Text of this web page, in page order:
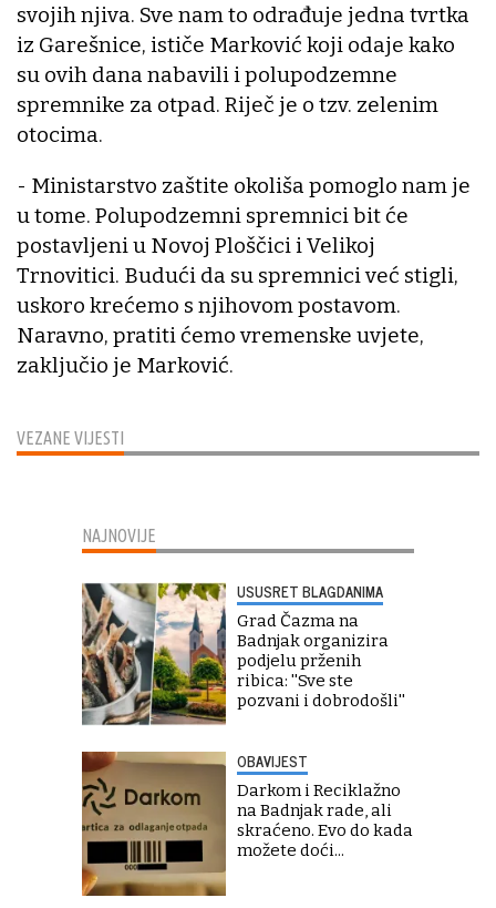
VEZANE VIJESTI
svojih njiva. Sve nam to odrađuje jedna tvrtka
iz Garešnice, ističe Marković koji odaje kako
su ovih dana nabavili i polupodzemne
spremnike za otpad. Riječ je o tzv. zelenim
otocima.
- Ministarstvo zaštite okoliša pomoglo nam je
u tome. Polupodzemni spremnici bit će
postavljeni u Novoj Ploščici i Velikoj
Trnovitici. Budući da su spremnici već stigli,
uskoro krećemo s njihovom postavom.
Naravno, pratiti ćemo vremenske uvjete,
zaključio je Marković.
NAJNOVIJE
USUSRET BLAGDANIMA
Grad Čazma na
Badnjak organizira
podjelu prženih
ribica: ''Sve ste
pozvani i dobrodošli''
OBAVIJEST
Darkom i Reciklažno
na Badnjak rade, ali
skraćeno. Evo do kada
možete doći...